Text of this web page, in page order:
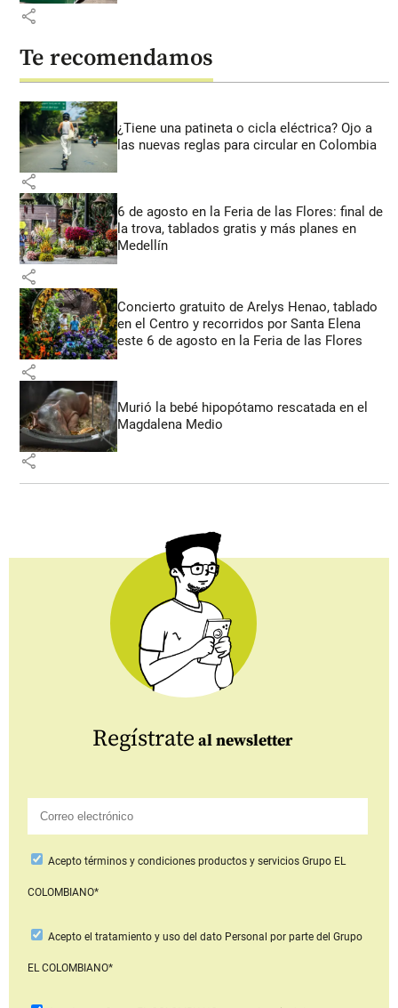
share
Te recomendamos
¿Tiene una patineta o cicla eléctrica? Ojo a
las nuevas reglas para circular en Colombia
share
6 de agosto en la Feria de las Flores: final de
la trova, tablados gratis y más planes en
Medellín
share
Concierto gratuito de Arelys Henao, tablado
en el Centro y recorridos por Santa Elena
este 6 de agosto en la Feria de las Flores
share
Murió la bebé hipopótamo rescatada en el
Magdalena Medio
share
Regístrate al newsletter
Aceptotérminos y condiciones productos y serviciosGrupo EL
COLOMBIANO*
Acepto el tratamiento y uso del dato Personal por parte del Grupo
EL COLOMBIANO*